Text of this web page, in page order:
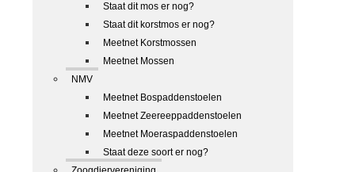
Staat dit mos er nog?
Staat dit korstmos er nog?
Meetnet Korstmossen
Meetnet Mossen
NMV
Meetnet Bospaddenstoelen
Meetnet Zeereeppaddenstoelen
Meetnet Moeraspaddenstoelen
Staat deze soort er nog?